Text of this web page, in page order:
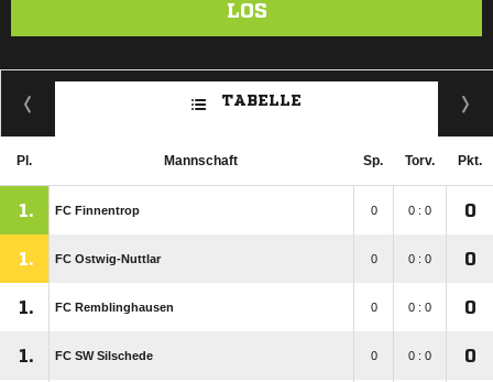
LOS
TABELLE
Pl. Mannschaft Sp. Torv. Pkt.
1. FC Finnentrop 0 0 : 0 0
1. FC Ostwig-Nuttlar 0 0 : 0 0
1. FC Remblinghausen 0 0 : 0 0
1. FC SW Silschede 0 0 : 0 0